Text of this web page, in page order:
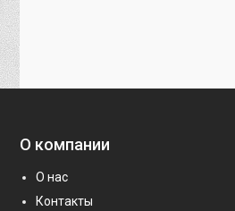
О компании
О нас
Контакты